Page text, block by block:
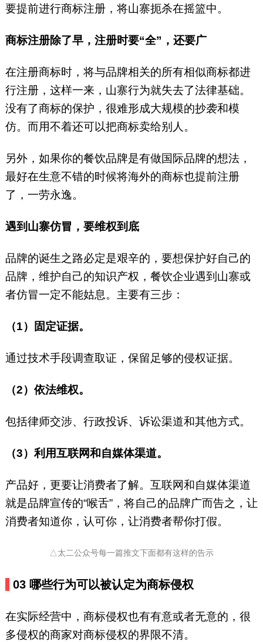
要提前进行商标注册，将山寨扼杀在摇篮中。
商标注册除了早，注册时要“全”，还要广
在注册商标时，将与品牌相关的所有相似商标都进
行注册，这样一来，山寨行为就失去了法律基础。
没有了商标的保护，很难形成大规模的抄袭和模
仿。而用不着还可以把商标卖给别人。
另外，如果你的餐饮品牌是有做国际品牌的想法，
最好在生意不错的时候将海外的商标也提前注册
了，一劳永逸。
遇到山寨仿冒，要维权到底
品牌的诞生之路必定是艰辛的，要想保护好自己的
品牌，维护自己的知识产权，餐饮企业遇到山寨或
者仿冒一定不能姑息。主要有三步：
（1）固定证据。
通过技术手段调查取证，保留足够的侵权证据。
（2）依法维权。
包括律师交涉、行政投诉、诉讼渠道和其他方式。
（3）利用互联网和自媒体渠道。
产品好，更要让消费者了解。互联网和自媒体渠道
就是品牌宣传的“喉舌”，将自己的品牌广而告之，让
消费者知道你，认可你，让消费者帮你打假。
△太二公众号每一篇推文下面都有这样的告示
03哪些行为可以被认定为商标侵权
在实际经营中，商标侵权也有有意或者无意的，很
多侵权的商家对商标侵权的界限不清。